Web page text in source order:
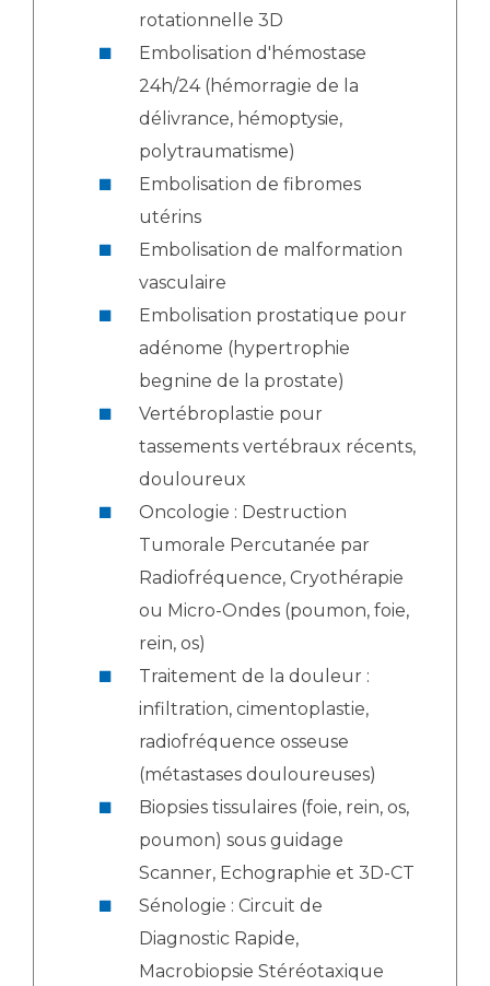
rotationnelle 3D
Embolisation d'hémostase
24h/24 (hémorragie de la
délivrance, hémoptysie,
polytraumatisme)
Embolisation de fibromes
utérins
Embolisation de malformation
vasculaire
Embolisation prostatique pour
adénome (hypertrophie
begnine de la prostate)
Vertébroplastie pour
tassements vertébraux récents,
douloureux
Oncologie : Destruction
Tumorale Percutanée par
Radiofréquence, Cryothérapie
ou Micro-Ondes (poumon, foie,
rein, os)
Traitement de la douleur :
infiltration, cimentoplastie,
radiofréquence osseuse
(métastases douloureuses)
Biopsies tissulaires (foie, rein, os,
poumon) sous guidage
Scanner, Echographie et 3D-CT
Sénologie : Circuit de
Diagnostic Rapide,
Macrobiopsie Stéréotaxique